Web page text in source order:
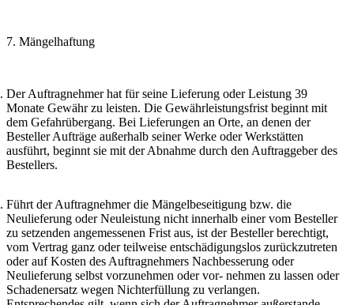
7. Mängelhaftung
Der Auftragnehmer hat für seine Lieferung oder Leistung 39
Monate Gewähr zu leisten. Die Gewährleistungsfrist beginnt mit
dem Gefahrübergang. Bei Lieferungen an Orte, an denen der
Besteller Aufträge außerhalb seiner Werke oder Werkstätten
ausführt, beginnt sie mit der Abnahme durch den Auftraggeber des
Bestellers.
Führt der Auftragnehmer die Mängelbeseitigung bzw. die
Neulieferung oder Neuleistung nicht innerhalb einer vom Besteller
zu setzenden angemessenen Frist aus, ist der Besteller berechtigt,
vom Vertrag ganz oder teilweise entschädigungslos zurückzutreten
oder auf Kosten des Auftragnehmers Nachbesserung oder
Neulieferung selbst vorzunehmen oder vor- nehmen zu lassen oder
Schadenersatz wegen Nichterfüllung zu verlangen.